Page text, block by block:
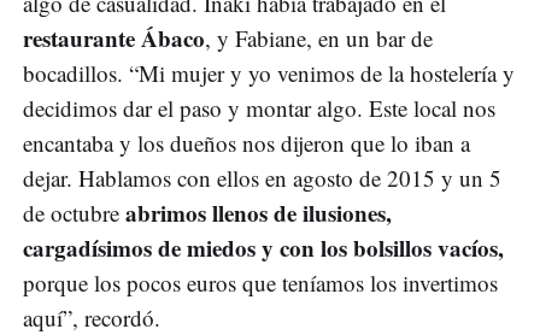
restaurante Ábaco, y Fabiane, en un bar de
bocadillos. “Mi mujer y yo venimos de la hostelería y
decidimos dar el paso y montar algo. Este local nos
encantaba y los dueños nos dijeron que lo iban a
dejar. Hablamos con ellos en agosto de 2015 y un 5
de octubre abrimos llenos de ilusiones,
cargadísimos de miedos y con los bolsillos vacíos,
porque los pocos euros que teníamos los invertimos
aquí”, recordó.